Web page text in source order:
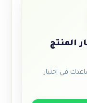
المنتج
في اختيار